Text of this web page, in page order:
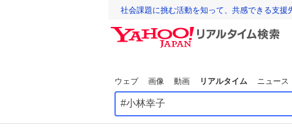
社会課題に挑む活動を知って、共感できる支援
ウェブ 画像 動画 リアルタイム ニュース